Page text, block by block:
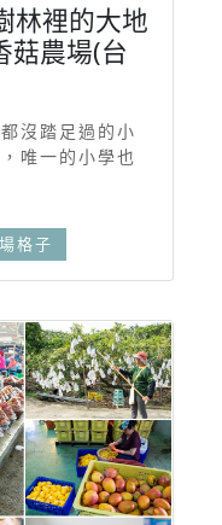
林裡的大地
菇農場(台
沒踏足過的小
唯一的小學也
格子